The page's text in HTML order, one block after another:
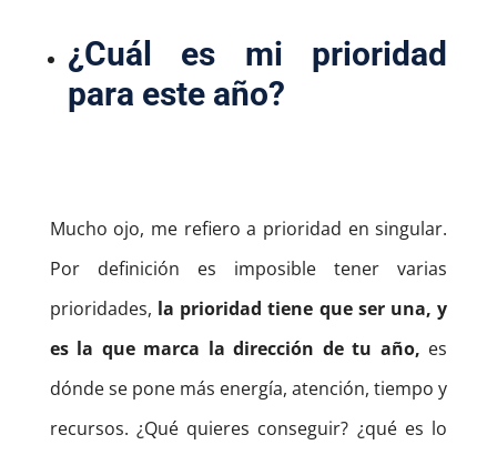
¿Cuál es mi prioridad
para este año?
Mucho ojo, me refiero a prioridad en singular.
Por definición es imposible tener varias
prioridades, la prioridad tiene que ser una, y
es la que marca la dirección de tu año, es
dónde se pone más energía, atención, tiempo y
recursos. ¿Qué quieres conseguir? ¿qué es lo